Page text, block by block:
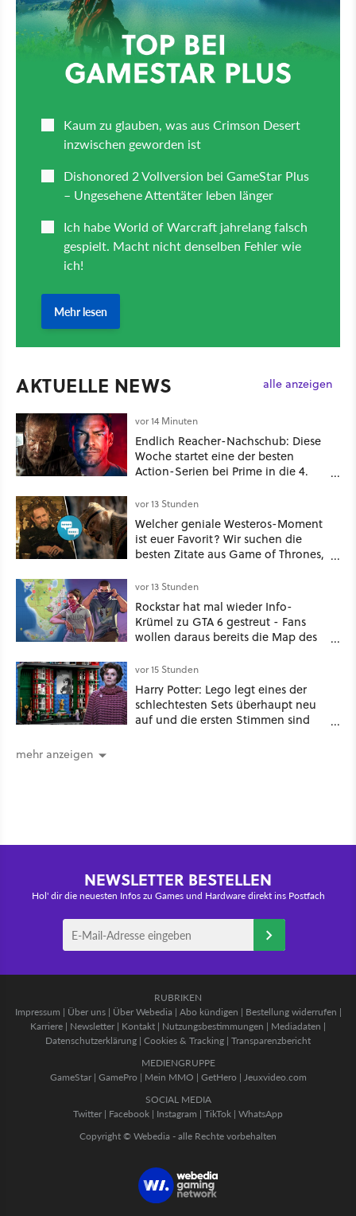
AKTUELLE NEWS alle anzeigen
vor 14 Minuten
Endlich Reacher-Nachschub: Diese
Woche startet eine der besten
Action-Serien bei Prime in die 4.
vor 13 Stunden
Welcher geniale Westeros-Moment
ist euer Favorit? Wir suchen die
besten Zitate aus Game of Thrones,
the Seven Kingdoms
vor 13 Stunden
Rockstar hat mal wieder Info-
Krümel zu GTA 6 gestreut - Fans
wollen daraus bereits die Map des
ablesen können
vor 15 Stunden
Harry Potter: Lego legt eines der
schlechtesten Sets überhaupt neu
auf und die ersten Stimmen sind
mehr anzeigen
NEWSLETTER BESTELLEN
Hol' dir die neuesten Infos zu Games und Hardware direkt ins Postfach
RUBRIKEN
Impressum | Über uns| Über Webedia | Abo kündigen | Bestellung widerrufen |
Karriere | Newsletter | Kontakt | Nutzungsbestimmungen | Mediadaten |
Datenschutzerklärung | Cookies & Tracking | Transparenzbericht
MEDIENGRUPPE
GameStar| GamePro | Mein MMO | GetHero | Jeuxvideo.com
SOCIAL MEDIA
Twitter | Facebook | Instagram | TikTok | WhatsApp
Copyright © Webedia - alle Rechte vorbehalten